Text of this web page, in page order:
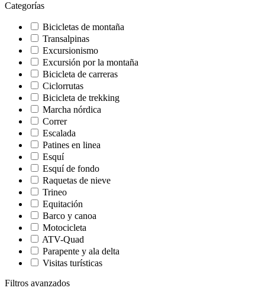
Categorías
Bicicletas de montaña
Transalpinas
Excursionismo
Excursión por la montaña
Bicicleta de carreras
Ciclorrutas
Bicicleta de trekking
Marcha nórdica
Correr
Escalada
Patines en linea
Esquí
Esquí de fondo
Raquetas de nieve
Trineo
Equitación
Barco y canoa
Motocicleta
ATV-Quad
Parapente y ala delta
Visitas turísticas
Filtros avanzados